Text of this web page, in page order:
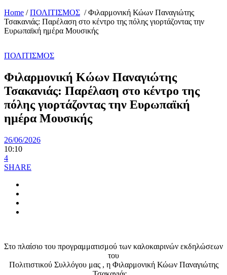
Home /ΠΟΛΙΤΙΣΜΟΣ /Φιλαρμονική Κώων Παναγιώτης
Τσακανιάς: Παρέλαση στο κέντρο της πόλης γιορτάζοντας την
Ευρωπαϊκή ημέρα Μουσικής
ΠΟΛΙΤΙΣΜΟΣ
Φιλαρμονική Κώων Παναγιώτης
Τσακανιάς: Παρέλαση στο κέντρο της
πόλης γιορτάζοντας την Ευρωπαϊκή
ημέρα Μουσικής
26/06/2026
10:10
4
SHARE
Στο πλαίσιο του προγραμματισμού των καλοκαιρινών εκδηλώσεων
του
Πολιτιστικού Συλλόγου μας , η Φιλαρμονική Κώων Παναγιώτης